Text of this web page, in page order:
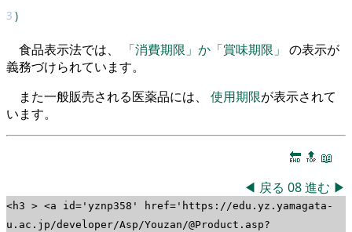
3 )
食品表示法では、 「消費期限」か「賞味期限」 の表示が
義務づけられています。
また一般販売される医薬品には、 使用期限が表示されて
います。
🔚 🔝 📖
◀ 戻る 08進む ▶
<h3 > <a id='yznp358' href='https://edu.yz.yamagata-
u.ac.jp/developer/Asp/Youzan/@Product.asp?